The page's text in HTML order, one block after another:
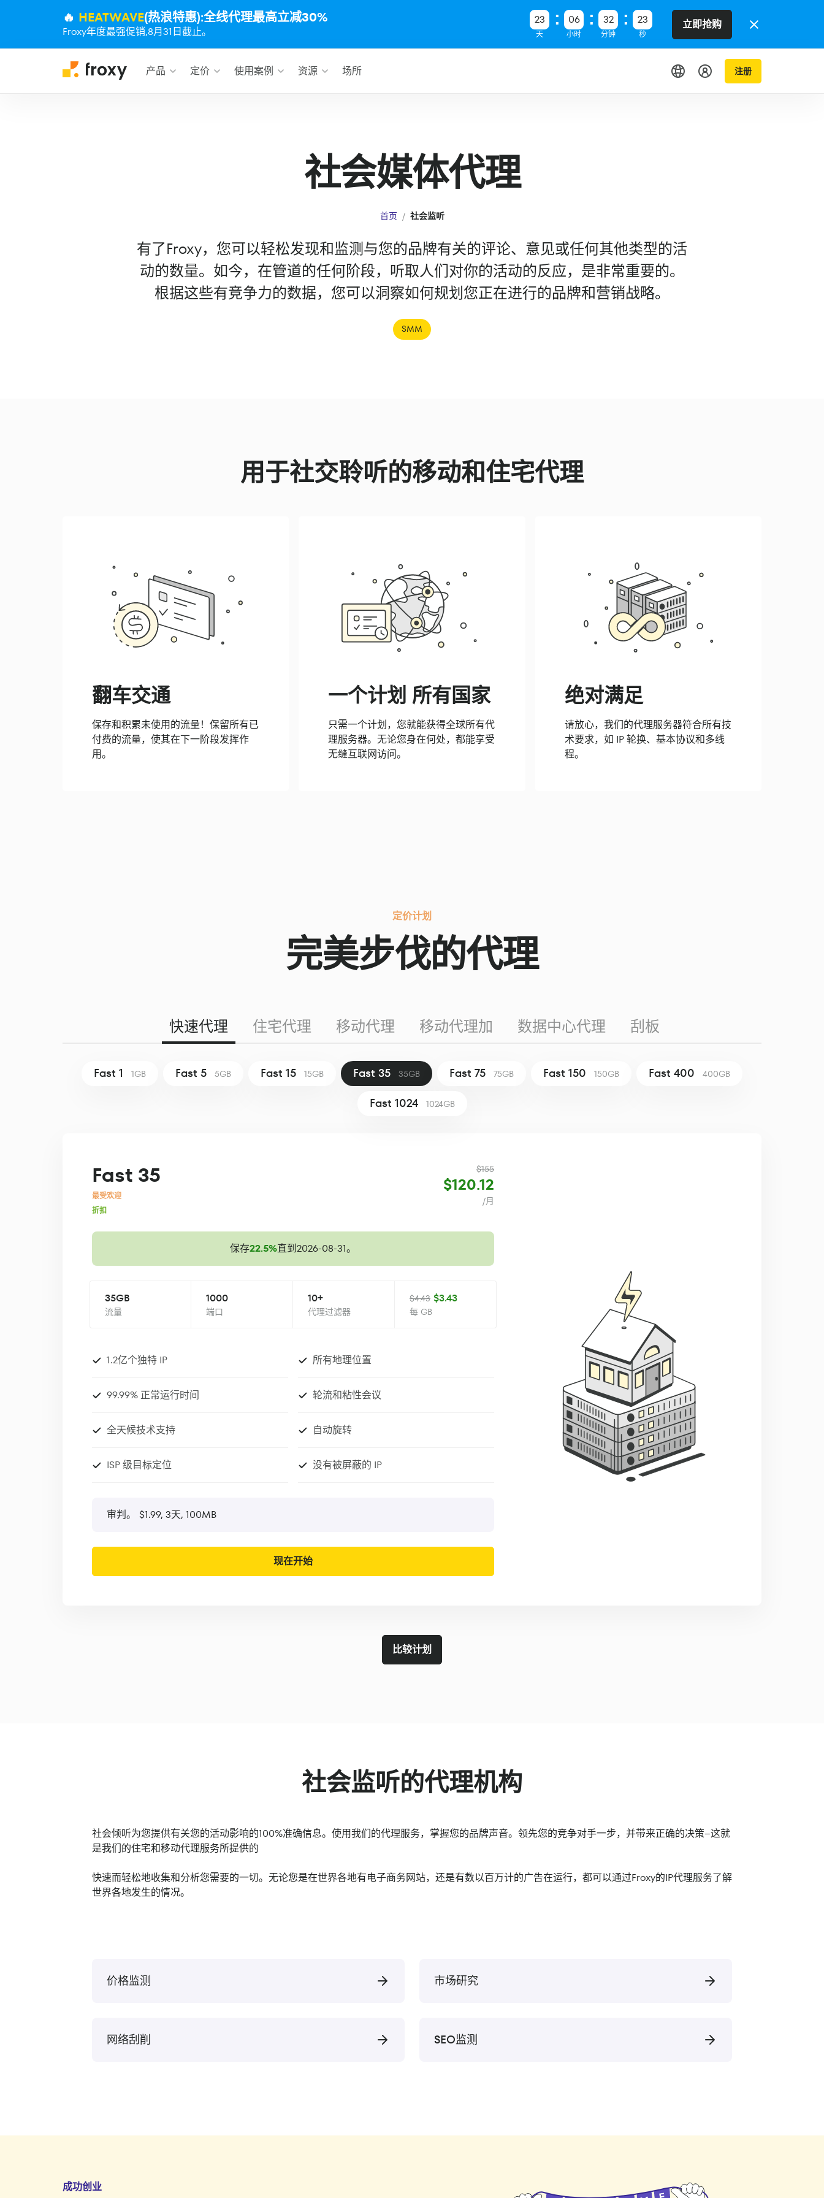
🔥 HEATWAVE(热浪特惠):全线代理最高立减30%
Froxy年度最强促销,8月31日截止。
23
天
06
小时
32
分钟
22
秒
立即抢购
产品 定价 使用案例 资源 场所 注册
社会媒体代理
首页 社会监听
有了Froxy，您可以轻松发现和监测与您的品牌有关的评论、意见或任何其他类型的活
动的数量。如今，在管道的任何阶段，听取人们对你的活动的反应，是非常重要的。
根据这些有竞争力的数据，您可以洞察如何规划您正在进行的品牌和营销战略。
SMM
用于社交聆听的移动和住宅代理
翻车交通
保存和积累未使用的流量！保留所有已
付费的流量，使其在下一阶段发挥作
用。
一个计划 所有国家
只需一个计划，您就能获得全球所有代
理服务器。无论您身在何处，都能享受
无缝互联网访问。
绝对满足
请放心，我们的代理服务器符合所有技
术要求，如 IP 轮换、基本协议和多线
程。
定价计划
完美步伐的代理
快速代理 住宅代理 移动代理 移动代理加 数据中心代理 刮板
Fast 1 1GB Fast 5 5GB Fast 15 15GB Fast 35 35GB Fast 75 75GB Fast 150 150GB Fast 400 400GB
Fast 1024 1024GB
Fast 35
最受欢迎
折扣
$155
$120.12
/月
保存22.5%直到2026-08-31。
35GB
流量
1000
端口
10+
代理过滤器
$4.43 $3.43
每 GB
1.2亿个独特 IP 所有地理位置
99.99% 正常运行时间 轮流和粘性会议
全天候技术支持 自动旋转
ISP 级目标定位 没有被屏蔽的 IP
审判。 $1.99, 3天, 100MB
现在开始
比较计划
社会监听的代理机构
社会倾听为您提供有关您的活动影响的100%准确信息。使用我们的代理服务，掌握您的品牌声音。领先您的竞争对手一步，并带来正确的决策--这就
是我们的住宅和移动代理服务所提供的
快速而轻松地收集和分析您需要的一切。无论您是在世界各地有电子商务网站，还是有数以百万计的广告在运行，都可以通过Froxy的IP代理服务了解
世界各地发生的情况。
价格监测 市场研究
网络刮削 SEO监测
成功创业